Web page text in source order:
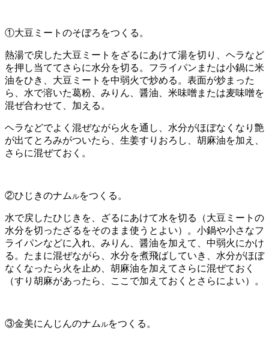
①大豆ミートのそぼろをつくる。
熱湯で戻した大豆ミートをざるにあけて湯を切り、ヘラなど
を押し当ててさらに水分を切る。フライパンまたは小鍋に米
油をひき、大豆ミートを中弱火で炒める。表面が炒まった
ら、水で溶いた葛粉、みりん、醤油、米味噌または麦味噌を
混ぜ合わせて、加える。
ヘラなどでよく混ぜながら火を通し、水分がほぼなくなり艶
が出てとろみがついたら、生姜すりおろし、胡麻油を加え、
さらに混ぜておく。
②ひじきのナム ルをつくる。
水で戻したひじきを、ざるにあけて水を切る（大豆ミートの
水分を切ったざるをそのまま使うとよい）。小鍋や小さなフ
ライパンなどに入れ、みりん、醤油を加えて、中弱火にかけ
る。たまに混ぜながら、水分を煮飛ばしていき、水分がほぼ
なくなったら火を止め、胡麻油を加えてさらに混ぜておく
（すり胡麻があったら、ここで加えておくとさらによい）。
③金美にんじんのナム ルをつくる。